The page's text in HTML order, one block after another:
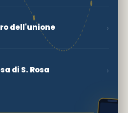
dell'unione ›
di S. Rosa ›